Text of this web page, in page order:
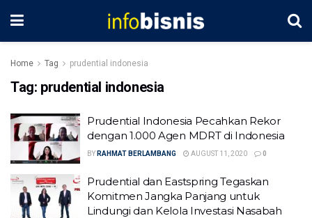
Home Tag prudential indonesia
Tag: prudential indonesia
Prudential Indonesia Pecahkan Rekor
dengan 1.000 Agen MDRT di Indonesia
BY RAHMAT BERLAMBANG AUGUST 11, 2020 0
Prudential dan Eastspring Tegaskan
Komitmen Jangka Panjang untuk
Lindungi dan Kelola Investasi Nasabah